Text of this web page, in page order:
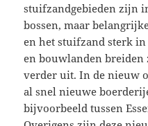
stuifzandgebieden zijn
bossen, maar
en het stuifzand sterk in
en bouwlanden breiden
verder uit. In de nieuw
al snel nieuwe
bijvoorbeeld tussen